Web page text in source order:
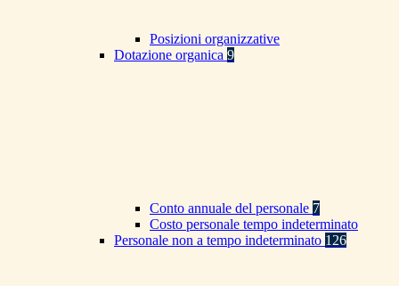
Posizioni organizzative
Dotazione organica 9
Conto annuale del personale 7
Costo personale tempo indeterminato
Personale non a tempo indeterminato 126